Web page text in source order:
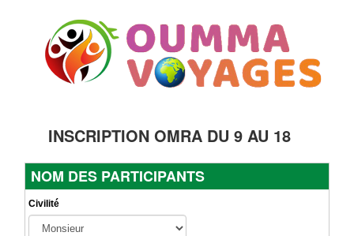
INSCRIPTION OMRA DU 9 AU 18
DECEMBRE - CONFORT - AGENCE
YOUSSEF JARRAF
NOM DES PARTICIPANTS
Civilité